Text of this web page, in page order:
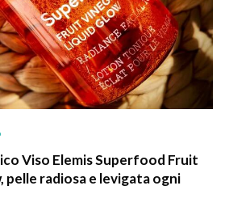
Viso Elemis Superfood Fruit
pelle radiosa e levigata ogni